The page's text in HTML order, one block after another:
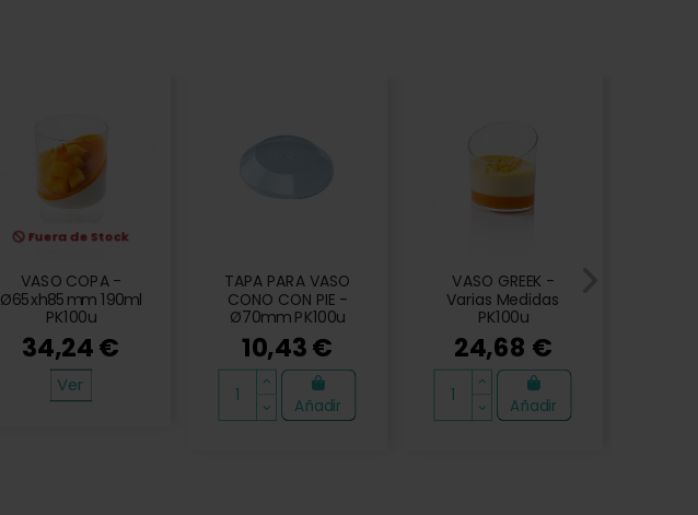
Fuera de Stock
VASO COPA -
Ø65xh85mm 190ml
PK100u
34,24 €
Ver
TAPA PARA VASO
CONO CON PIE -
Ø70mm PK100u
10,43 €
Añadir
VASO GREEK -
Varias Medidas
PK100u
24,68 €
Añadir